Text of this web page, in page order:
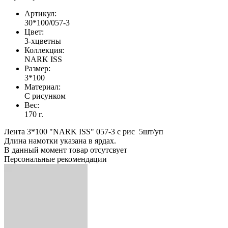
Артикул:
30*100/057-3
Цвет:
3-хцветны
Коллекция:
NARK ISS
Размер:
3*100
Материал:
С рисунком
Вес:
170 г.
Лента 3*100 "NARK ISS" 057-3 с рис 5шт/уп
Длина намотки указана в ярдах.
В данный момент товар отсутсвует
Персональные рекомендации